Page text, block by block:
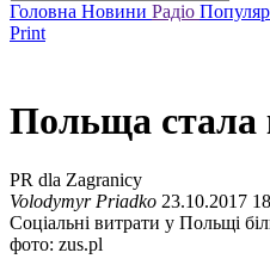
Головна Новини Радіо
Print
Польща стала
PR dla Zagranicy
Volodymyr Priadko 23.10.2017
Соціальні витрати у Польщі
фото: zus.pl